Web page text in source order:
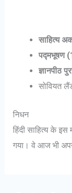
साहित्य
पद्मभूषण
ज्ञानपीठ
सोवियत
निधन
हिंदी साहित्य के इस
गया। वे आज भी